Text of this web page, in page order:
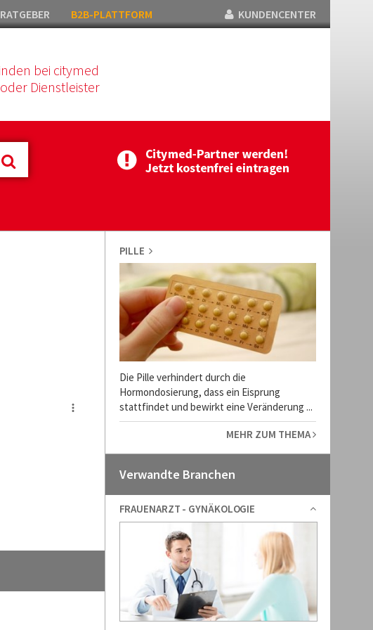
RATGEBER B2B-PLATTFORM KUNDENCENTER
bei citymed
Dienstleister
PILLE
Die Pille verhindert durch die
Hormondosierung, dass ein Eisprung
stattfindet und bewirkt eine Veränderung ...
MEHR ZUM THEMA
Verwandte Branchen
FRAUENARZT - GYNÄKOLOGIE